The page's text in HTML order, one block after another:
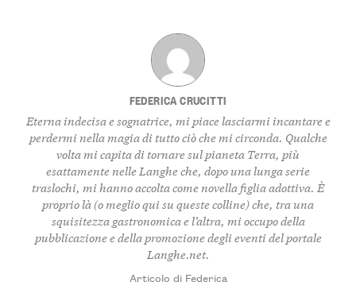
FEDERICA CRUCITTI
Eterna indecisa e sognatrice, mi piace lasciarmi incantare e
perdermi nella magia di tutto ciò che mi circonda. Qualche
volta mi capita di tornare sul pianeta Terra, più
esattamente nelle Langhe che, dopo una lunga serie
traslochi, mi hanno accolta come novella figlia adottiva. È
proprio là (o meglio qui su queste colline) che, tra una
squisitezza gastronomica e l’altra, mi occupo della
pubblicazione e della promozione degli eventi del portale
Langhe.net.
Articolo di Federica